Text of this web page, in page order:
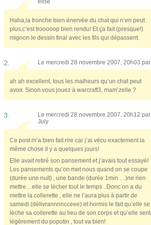
élise
Haha,la tronche bien énervée du chat qui n’en peut
plus,c’est trooooop bien rendu! Et ça fait (presque!)
mignon le dessin final avec les fils qui dépassent.
2. Le mercredi 28 novembre 2007, 20h03 par
ah ah excellent, tous les malheurs qu’un chat peut
avoir. Sinon vous jouez à warcraft3, mam’zelle ?
3.
Le mercredi 28 novembre 2007, 20h12 par
July
Ce post m’a bien fait rire car j’ai vécu exactement la
même chose il y a quelques jours!
Elle avait retiré son pansement et j’avais tout essayé!
Les pansements qu’on met nous quand on se coupe
(durée une nuit) , une bande (durée 1min …)ne rien
mettre…elle se lécher tout le temps ..Donc on a du
mettre la collerette , elle ne l’aura plus à partir de
samedi (délivrannnncceee) et hormis le fait qu’elle se
lèche sa collerette au lieu de son corps et qu’elle sent
légèrement du popotin , tout va bien!